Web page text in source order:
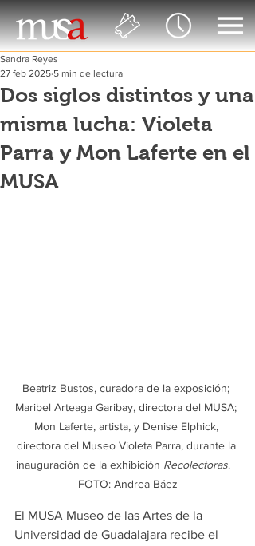
Dos siglos distintos y una
misma lucha: Violeta
Parra y Mon Laferte en el
MUSA
Sandra Reyes
27 feb 2025 5 min de lectura
Beatriz Bustos, curadora de la exposición;
Maribel Arteaga Garibay, directora del MUSA;
Mon Laferte, artista, y Denise Elphick,
directora del Museo Violeta Parra, durante la
inauguración de la exhibición Recolectoras.
FOTO: Andrea Báez
El MUSA Museo de las Artes de la
Universidad de Guadalajara recibe el